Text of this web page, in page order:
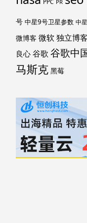
PPC PR
号 中星9号卫星参数 中
微博客 微软独立博客
良心 谷歌 谷歌中
马斯克 黑莓